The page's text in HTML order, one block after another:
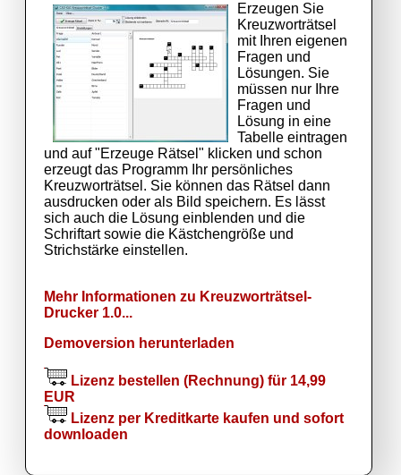
Erzeugen Sie
Kreuzworträtsel
mit Ihren eigenen
Fragen und
Lösungen. Sie
müssen nur Ihre
Fragen und
Lösung in eine
Tabelle eintragen
und auf "Erzeuge Rätsel" klicken und schon
erzeugt das Programm Ihr persönliches
Kreuzworträtsel. Sie können das Rätsel dann
ausdrucken oder als Bild speichern. Es lässt
sich auch die Lösung einblenden und die
Schriftart sowie die Kästchengröße und
Strichstärke einstellen.
Mehr Informationen zu Kreuzworträtsel-
Drucker 1.0...
Demoversion herunterladen
Lizenz bestellen (Rechnung) für 14,99
EUR
Lizenz per Kreditkarte kaufen und sofort
downloaden